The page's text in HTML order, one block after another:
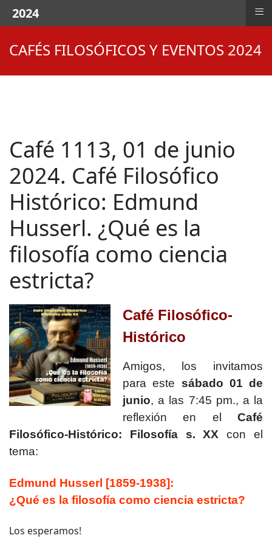
CAFÉS FILOSÓFICOS Y EVENTOS 2024
Café 1113, 01 de junio
2024. Café Filosófico
Histórico: Edmund
Husserl. ¿Qué es la
filosofía como ciencia
estricta?
Café Filosófico-
Histórico
Amigos, los invitamos
para este sábado 01 de
junio, a las 7:45 pm., a la
reflexión en el Café
Filosófico-Histórico: Filosofía s. XX con el
tema:
Edmund Husserl [1859-1938]:
¿Qué es la filosofía como ciencia estricta?
Los esperamos!
2024 ≡